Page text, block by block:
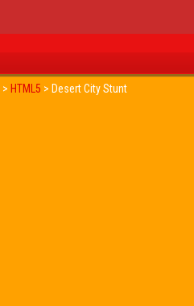
> HTML5 > Desert City Stunt